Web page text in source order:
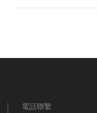
電話聯繫